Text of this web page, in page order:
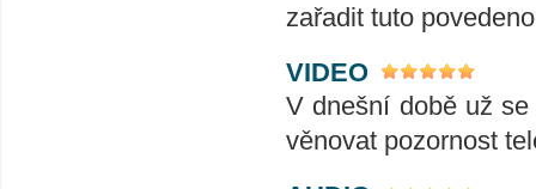
zařadit tuto
VIDEO
V dnešní době už
věnovat pozornost